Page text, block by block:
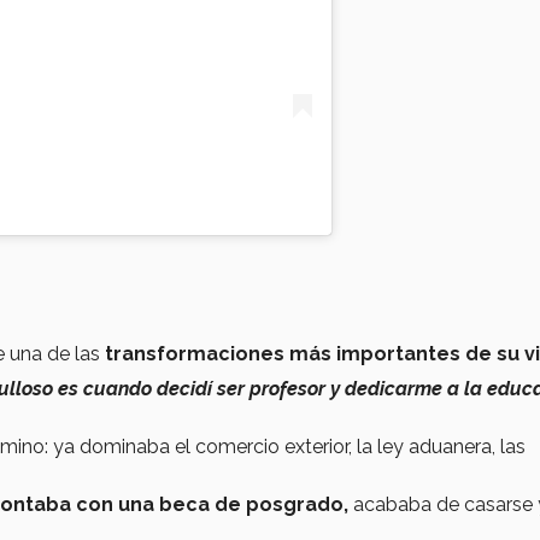
una de las transformaciones más importantes de su
es cuando decidí ser profesor y dedicarme a la
ya dominaba el comercio exterior, la ley aduanera, las
con una beca de posgrado, acababa de